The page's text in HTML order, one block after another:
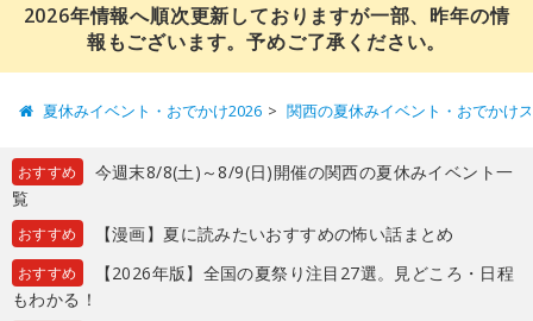
2026年情報へ順次更新しておりますが一部、昨年の情
報もございます。予めご了承ください。
夏休みイベント・おでかけ2026 関西の夏休みイベント・おでかけ
おすすめ
今週末8/8(土)～8/9(日)開催の関西の夏休みイベント一
覧
おすすめ 【漫画】夏に読みたいおすすめの怖い話まとめ
おすすめ
【2026年版】全国の夏祭り注目27選。見どころ・日程
もわかる！